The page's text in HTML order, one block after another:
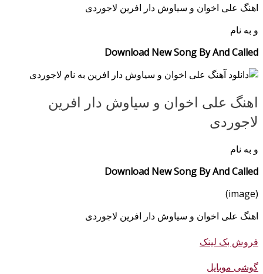
اهنگ علی اخوان و سیاوش دار افرین لاجوردی
و به نام
Download New Song By And Called
اهنگ علی اخوان و سیاوش دار افرین
لاجوردی
و به نام
Download New Song By And Called
(image)
اهنگ علی اخوان و سیاوش دار افرین لاجوردی
فروش بک لینک
گوشی موبایل